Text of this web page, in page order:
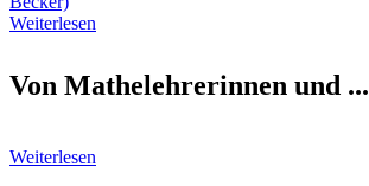
Weiterlesen
Von Mathelehrerinnen und ...
Weiterlesen